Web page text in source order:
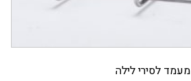
מעמד לסירי לילה